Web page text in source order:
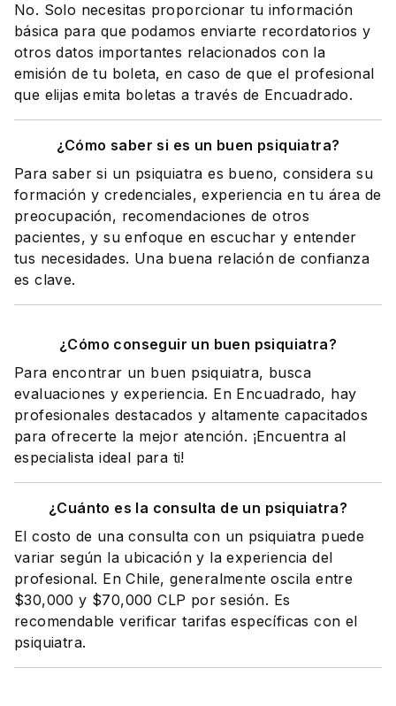
No. Solo necesitas proporcionar tu información
básica para que podamos enviarte recordatorios y
otros datos importantes relacionados con la
emisión de tu boleta, en caso de que el profesional
que elijas emita boletas a través de Encuadrado.
¿Cómo saber si es un buen psiquiatra?
Para saber si un psiquiatra es bueno, considera su
formación y credenciales, experiencia en tu área de
preocupación, recomendaciones de otros
pacientes, y su enfoque en escuchar y entender
tus necesidades. Una buena relación de confianza
es clave.
¿Cómo conseguir un buen psiquiatra?
Para encontrar un buen psiquiatra, busca
evaluaciones y experiencia. En Encuadrado, hay
profesionales destacados y altamente capacitados
para ofrecerte la mejor atención. ¡Encuentra al
especialista ideal para ti!
¿Cuánto es la consulta de un psiquiatra?
El costo de una consulta con un psiquiatra puede
variar según la ubicación y la experiencia del
profesional. En Chile, generalmente oscila entre
$30,000 y $70,000 CLP por sesión. Es
recomendable verificar tarifas específicas con el
psiquiatra.